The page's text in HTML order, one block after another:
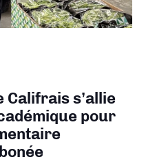
s’allie
pour